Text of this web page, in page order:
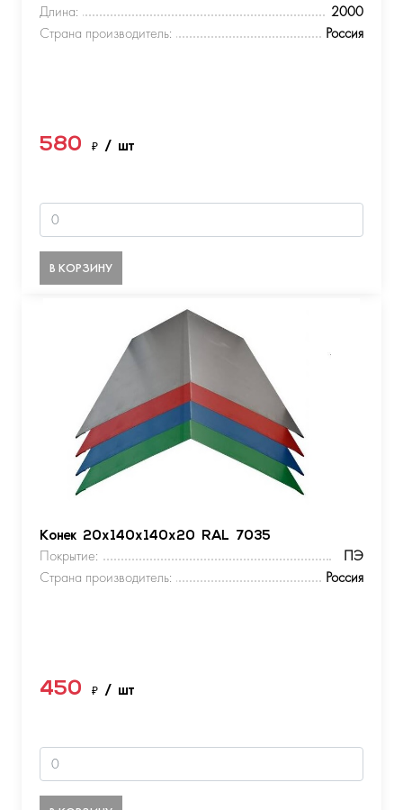
Длина:
2000
Страна производитель:
Россия
580 ₽ / шт
В КОРЗИНУ
Конек 20х140х140х20 RAL 7035
Покрытие:
ПЭ
Страна производитель:
Россия
450 ₽ / шт